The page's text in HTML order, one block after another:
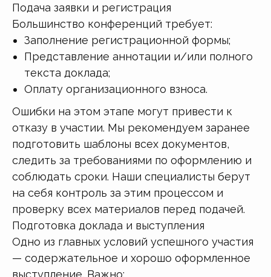
Подача заявки и регистрация
Большинство конференций требует:
Заполнение регистрационной формы;
Представление аннотации и/или полного
текста доклада;
Оплату организационного взноса.
Ошибки на этом этапе могут привести к
отказу в участии. Мы рекомендуем заранее
подготовить шаблоны всех документов,
следить за требованиями по оформлению и
соблюдать сроки. Наши специалисты берут
на себя контроль за этим процессом и
проверку всех материалов перед подачей.
Подготовка доклада и выступления
Одно из главных условий успешного участия
— содержательное и хорошо оформленное
выступление. Важно: